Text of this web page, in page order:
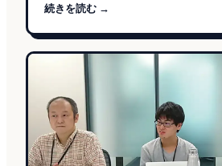
続きを読む →